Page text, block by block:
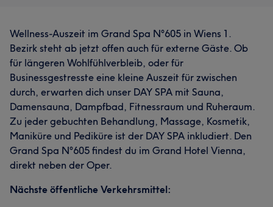
Wellness-Auszeit im Grand Spa N°605 in Wiens 1.
Bezirk steht ab jetzt offen auch für externe Gäste. Ob
für längeren Wohlfühlverbleib, oder für
Businessgestresste eine kleine Auszeit für zwischen
durch, erwarten dich unser DAY SPA mit Sauna,
Damensauna, Dampfbad, Fitnessraum und Ruheraum.
Zu jeder gebuchten Behandlung, Massage, Kosmetik,
Maniküre und Pediküre ist der DAY SPA inkludiert. Den
Grand Spa N°605 findest du im Grand Hotel Vienna,
direkt neben der Oper.
Nächste öffentliche Verkehrsmittel: